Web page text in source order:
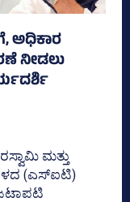
ಅಧಿಕಾರ
ನೀಡಲು
ಮತ್ತು
(ಎಸ್‌ಐಟಿ)